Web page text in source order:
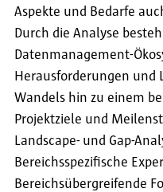
Aspekte und Bedarfe
Durch die Analyse
Datenmanagement-
Herausforderungen
Wandels hin zu einem
Projektziele und
Landscape- und Gap-
Bereichsspezifische
Bereichsübergreifende